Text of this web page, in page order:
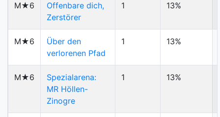
M★6
Offenbare dich,
Zerstörer
1 13%
M★6
Über den
verlorenen Pfad
1 13%
M★6
Spezialarena:
MR Höllen-
Zinogre
1 13%